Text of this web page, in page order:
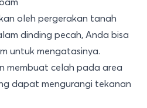
oleh pergerakan tanah
dinding pecah, Anda bisa
untuk mengatasinya.
membuat celah pada area
dapat mengurangi tekanan